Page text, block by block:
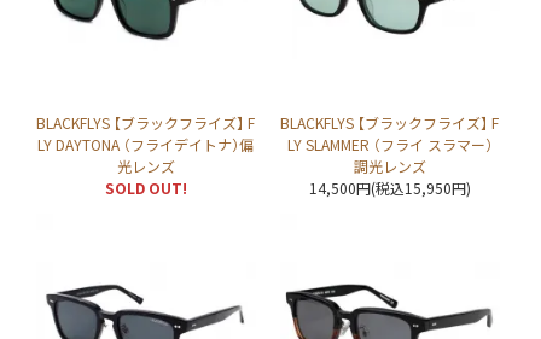
BLACKFLYS 【ブラックフライズ】 F
LY DAYTONA （フライデイトナ）偏
光レンズ
SOLD OUT!
BLACKFLYS 【ブラックフライズ】 F
LY SLAMMER （フライ スラマー）
調光レンズ
14,500円(税込15,950円)